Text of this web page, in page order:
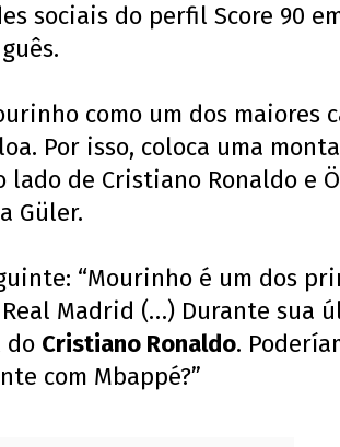
sociais do perfil Score 90
como um dos maiores
Por isso, coloca uma
lado de Cristiano Ronaldo e
Güler.
“Mourinho é um dos
Madrid (…) Durante sua
do Cristiano Ronaldo.
com Mbappé?”